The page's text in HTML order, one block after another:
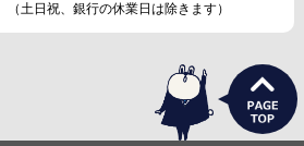
（土日祝、銀行の休業日は除きます）
うさぎ支店長